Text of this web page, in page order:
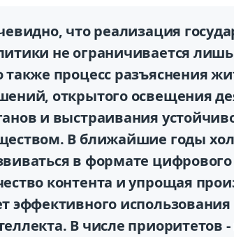
что реализация
не ограничивается
также процесс разъяснения
открытого освещения
и выстраивания
В ближайшие годы
в формате
контента и упрощая
эффективного
В числе приоритетов